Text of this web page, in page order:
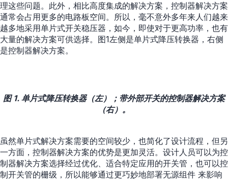
理这些问题。此外，相比高度集成的解决方案，控制器解决方案
通常会占用更多的电路板空间。所以，毫不意外多年来人们越来
越多地采用单片式开关稳压器，如今，即使对于更高功率，也有
大量的解决方案可供选择。图1左侧是单片式降压转换器，右侧
是控制器解决方案。
图 1. 单片式降压转换器（左）；带外部开关的控制器解决方案
（右）。
虽然单片式解决方案需要的空间较少，也简化了设计流程，但另
一方面，控制器解决方案的优势是更加灵活。设计人员可以为控
制器解决方案选择经过优化、适合特定应用的开关管，也可以控
制开关管的栅级，所以能够通过更巧妙地部署无源组件 来影响